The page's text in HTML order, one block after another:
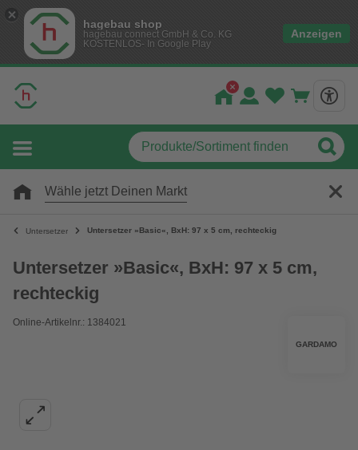
hagebau shop
hagebau connect GmbH & Co. KG
KOSTENLOS- In Google Play
Anzeigen
Wähle jetzt Deinen Markt
Untersetzer Untersetzer »Basic«, BxH: 97 x 5 cm, rechteckig
Untersetzer »Basic«, BxH: 97 x 5 cm,
rechteckig
Online-Artikelnr.: 1384021
GARDAMO